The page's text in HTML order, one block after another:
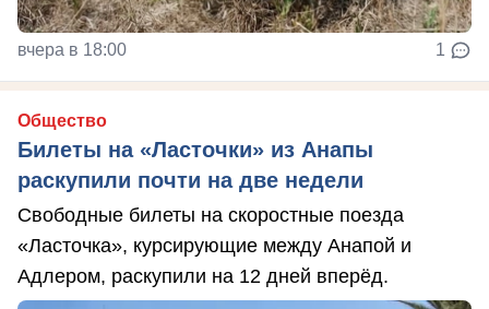
вчера в 18:00 1
Общество
Билеты на «Ласточки» из Анапы
раскупили почти на две недели
Свободные билеты на скоростные поезда
«Ласточка», курсирующие между Анапой и
Адлером, раскупили на 12 дней вперёд.